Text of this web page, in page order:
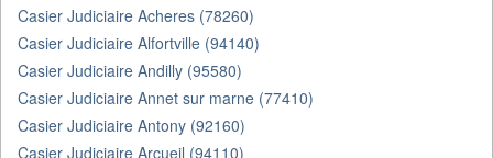
Casier Judiciaire Acheres (78260)
Casier Judiciaire Alfortville (94140)
Casier Judiciaire Andilly (95580)
Casier Judiciaire Annet sur marne (77410)
Casier Judiciaire Antony (92160)
Casier Judiciaire Arcueil (94110)